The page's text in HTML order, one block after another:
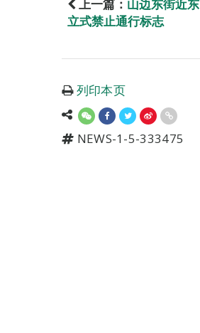
上一篇： 山边东街近
立式禁止通行标志
列印本页
NEWS-1-5-333475